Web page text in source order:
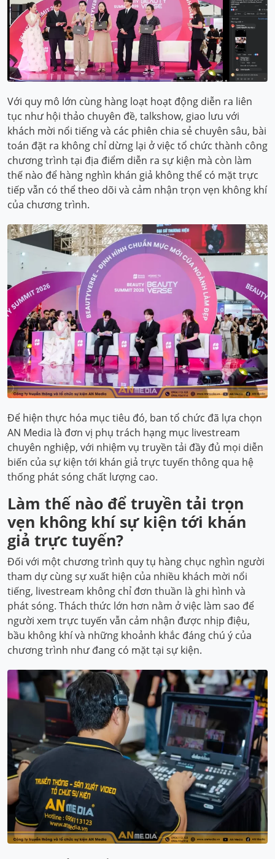
Với quy mô lớn cùng hàng loạt hoạt động diễn ra liên
tục như hội thảo chuyên đề, talkshow, giao lưu với
khách mời nổi tiếng và các phiên chia sẻ chuyên sâu, bài
toán đặt ra không chỉ dừng lại ở việc tổ chức thành công
chương trình tại địa điểm diễn ra sự kiện mà còn làm
thế nào để hàng nghìn khán giả không thể có mặt trực
tiếp vẫn có thể theo dõi và cảm nhận trọn vẹn không khí
của chương trình.
Để hiện thực hóa mục tiêu đó, ban tổ chức đã lựa chọn
AN Media là đơn vị phụ trách hạng mục livestream
chuyên nghiệp, với nhiệm vụ truyền tải đầy đủ mọi diễn
biến của sự kiện tới khán giả trực tuyến thông qua hệ
thống phát sóng chất lượng cao.
Làm thế nào để truyền tải trọn
vẹn không khí sự kiện tới khán
giả trực tuyến?
Đối với một chương trình quy tụ hàng chục nghìn người
tham dự cùng sự xuất hiện của nhiều khách mời nổi
tiếng, livestream không chỉ đơn thuần là ghi hình và
phát sóng. Thách thức lớn hơn nằm ở việc làm sao để
người xem trực tuyến vẫn cảm nhận được nhịp điệu,
bầu không khí và những khoảnh khắc đáng chú ý của
chương trình như đang có mặt tại sự kiện.